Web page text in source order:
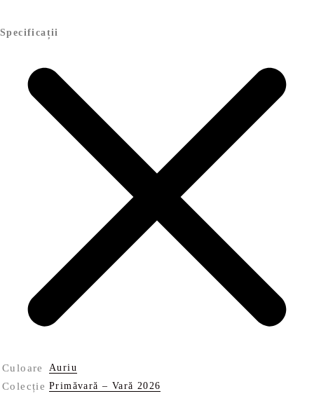
Specificații
Culoare Auriu
Colecție Primăvară – Vară 2026